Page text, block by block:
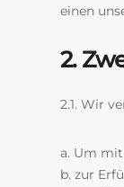
einen
2.
2.1. Wir
a. Um
b. zur